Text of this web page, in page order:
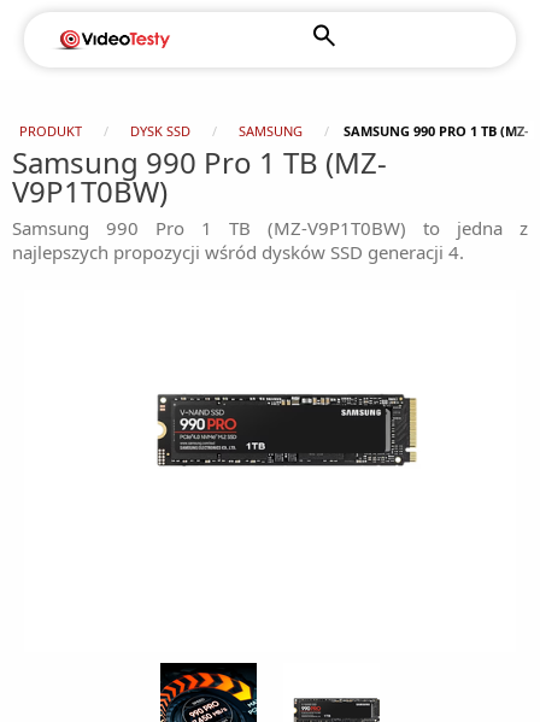
PRODUKT DYSK SSD SAMSUNG SAMSUNG 990 PRO 1 TB (MZ-
Samsung 990 Pro 1 TB (MZ-
V9P1T0BW)
Samsung 990 Pro 1 TB (MZ-V9P1T0BW) to jedna z
najlepszych propozycji wśród dysków SSD generacji 4.